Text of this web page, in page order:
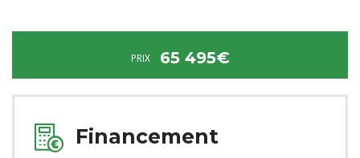
PRIX 65 495€
Financement